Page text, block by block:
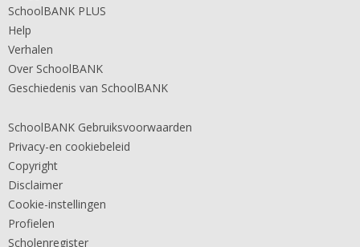
SchoolBANK PLUS
Help
Verhalen
Over SchoolBANK
Geschiedenis van SchoolBANK
SchoolBANK Gebruiksvoorwaarden
Privacy-en cookiebeleid
Copyright
Disclaimer
Cookie-instellingen
Profielen
Scholenregister